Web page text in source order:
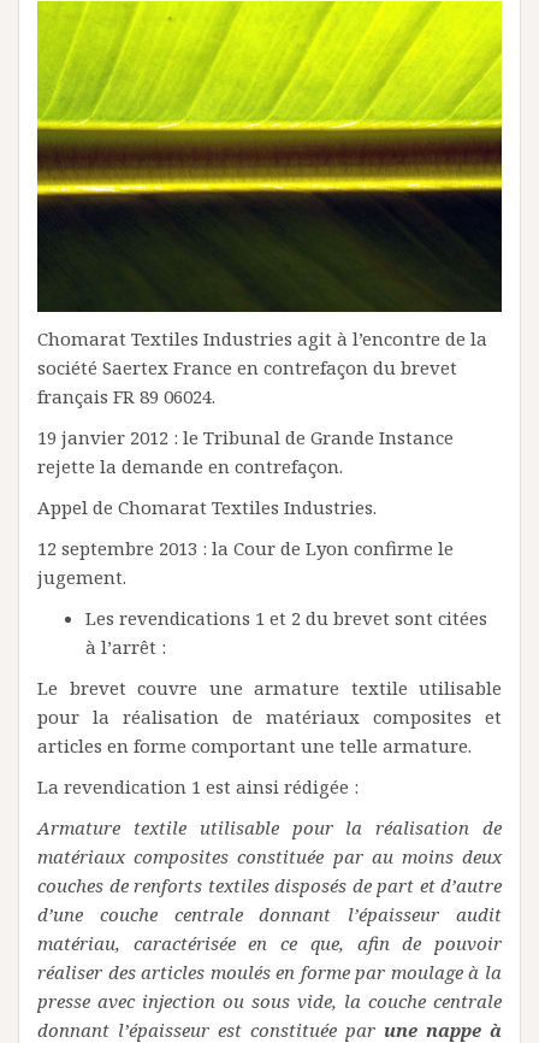
Chomarat Textiles Industries agit à l’encontre de la
société Saertex France en contrefaçon du brevet
français FR 89 06024.
19 janvier 2012 : le Tribunal de Grande Instance
rejette la demande en contrefaçon.
Appel de Chomarat Textiles Industries.
12 septembre 2013 : la Cour de Lyon confirme le
jugement.
Les revendications 1 et 2 du brevet sont citées
à l’arrêt :
Le brevet couvre une armature textile utilisable
pour la réalisation de matériaux composites et
articles en forme comportant une telle armature.
La revendication 1 est ainsi rédigée :
Armature textile utilisable pour la réalisation de
matériaux composites constituée par au moins deux
couches de renforts textiles disposés de part et d’autre
d’une couche centrale donnant l’épaisseur audit
matériau, caractérisée en ce que, afin de pouvoir
réaliser des articles moulés en forme par moulage à la
presse avec injection ou sous vide, la couche centrale
donnant l’épaisseur est constituée par une nappe à